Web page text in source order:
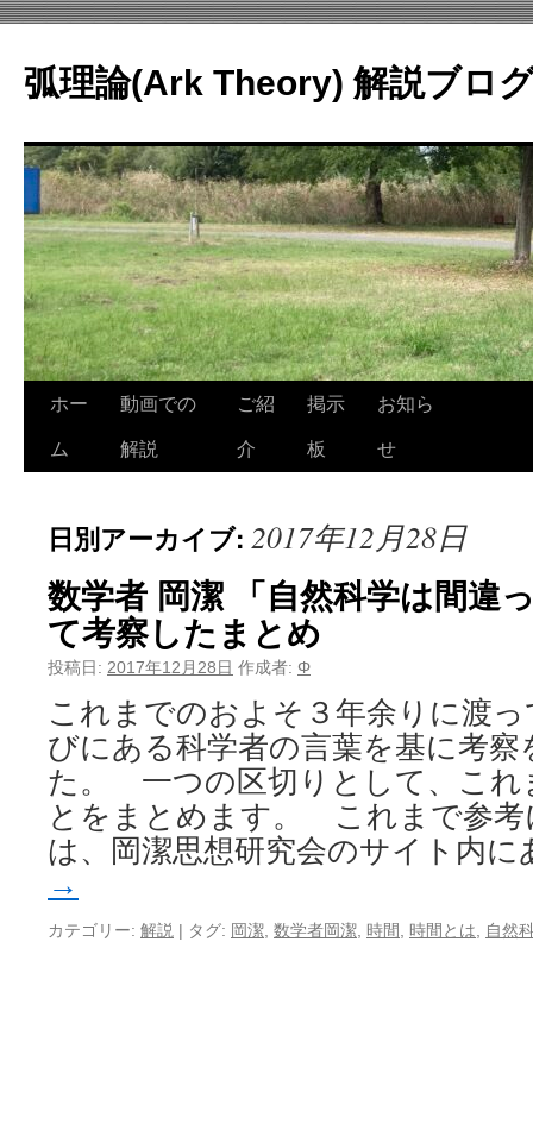
テ
ン
へ
ス
ッ
プ
弧理論(Ark Theory) 解説ブロ
ホー
ム
動画での
解説
ご紹
介
掲示
板
お知ら
せ
日別アーカイブ: 2017年12月28日
数学者 岡潔 「自然科学は間違
て考察したまとめ
投稿日: 2017年12月28日 作成者: Φ
これまでのおよそ３年余りに渡
びにある科学者の言葉を基に考
た。 一つの区切りとして、これ
とをまとめます。 これまで参考
は、岡潔思想研究会のサイト内
→
カテゴリー: 解説 | タグ: 岡潔 数学者岡潔 時間 時間とは 自然